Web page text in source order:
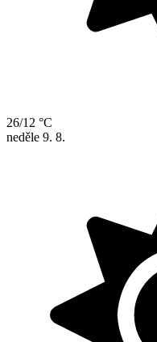
26/12 °C
neděle 9. 8.